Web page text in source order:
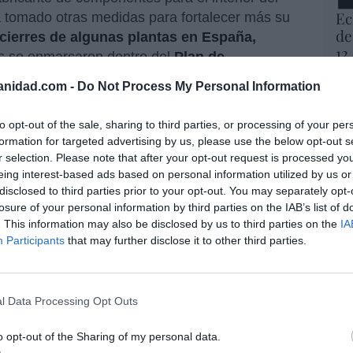
- Do Not Process My Personal Information
opt-out of the sale, sharing to third parties, or processing of your
for targeted advertising by us, please use the below opt-out
selection. Please note that after your opt-out request is processed
interest-based ads based on personal information utilized by us
to third parties prior to your opt-out. You may separately
of your personal information by third parties on the IAB’s list of
This information may also be disclosed by us to third parties on the
Participants that may further disclose it to other third parties.
Data Processing Opt Outs
opt-out of the Sharing of my personal data.
otras medidas para fortalecer más su
cierres de algunas plantas en España,
se enmarcaron dentro delPlan de
y había puesto fin a la producción de
los años 2024 y 2025 (es decir, 119
millones). La pasada semana, coincidiendo
de los nueve primeros meses del año,
prácticamente elplan de desinversión
150 millones previstos, y que preveía
Además, hace unos meses recibió un
en 2024: con menos ingresos y mayores
se elevan a 29 millones… y
y